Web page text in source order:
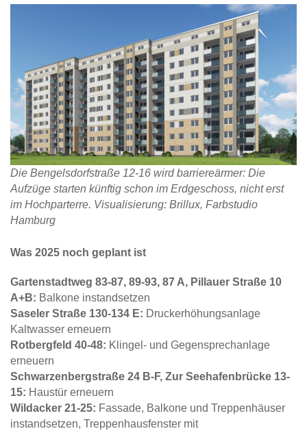
Die Bengelsdorfstraße 12-16 wird barriereärmer: Die
Aufzüge starten künftig schon im Erdgeschoss, nicht erst
im Hochparterre. Visualisierung: Brillux, Farbstudio
Hamburg
Was 2025 noch geplant ist
Gartenstadtweg 83-87, 89-93, 87 A, Pillauer Straße 10
A+B: Balkone instandsetzen
Saseler Straße 130-134 E: Druckerhöhungsanlage
Kaltwasser erneuern
Rotbergfeld 40-48: Klingel- und Gegensprechanlage
erneuern
Schwarzenbergstraße 24 B-F, Zur Seehafenbrücke 13-
15: Haustür erneuern
Wildacker 21-25: Fassade, Balkone und Treppenhäuser
instandsetzen, Treppenhausfenster mit